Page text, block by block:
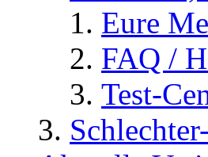
Eure
FAQ /
Test-